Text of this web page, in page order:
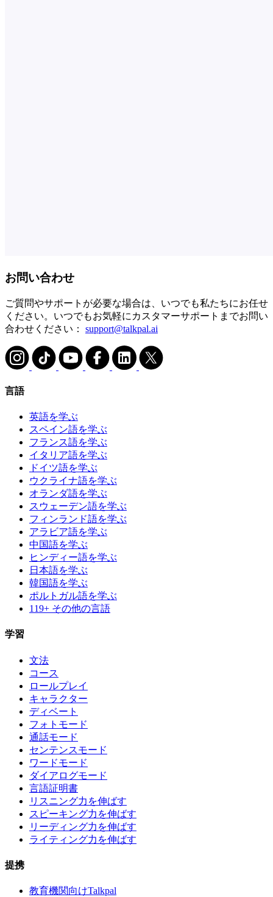
お問い合わせ
ご質問やサポートが必要な場合は、いつでも私たちにお任せ
ください。いつでもお気軽にカスタマーサポートまでお問い
合わせください： support@talkpal.ai
言語
英語を学ぶ
スペイン語を学ぶ
フランス語を学ぶ
イタリア語を学ぶ
ドイツ語を学ぶ
ウクライナ語を学ぶ
オランダ語を学ぶ
スウェーデン語を学ぶ
フィンランド語を学ぶ
アラビア語を学ぶ
中国語を学ぶ
ヒンディー語を学ぶ
日本語を学ぶ
韓国語を学ぶ
ポルトガル語を学ぶ
119+ その他の言語
学習
文法
コース
ロールプレイ
キャラクター
ディベート
フォトモード
通話モード
センテンスモード
ワードモード
ダイアログモード
言語証明書
リスニング力を伸ばす
スピーキング力を伸ばす
リーディング力を伸ばす
ライティング力を伸ばす
提携
教育機関向けTalkpal